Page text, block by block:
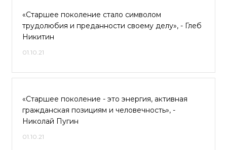
«Старшее поколение стало символом
трудолюбия и преданности своему делу», - Глеб
Никитин
01.10.21
«Старшее поколение - это энергия, активная
гражданская позициям и человечность», -
Николай Пугин
01.10.21